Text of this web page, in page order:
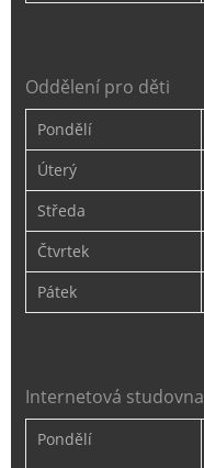
Oddělení pro děti
Pondělí
Úterý
Středa
Čtvrtek
Pátek
Internetová studovna
Pondělí